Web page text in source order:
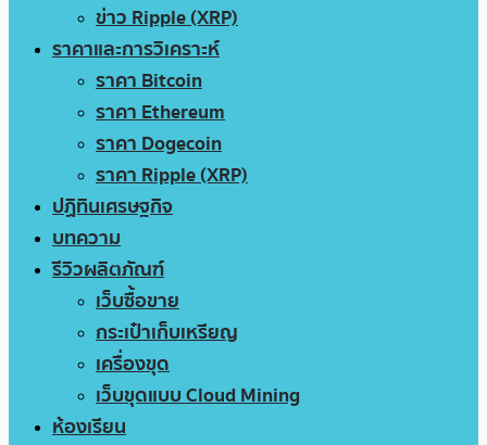
ข่าว Ripple (XRP)
ราคาและการวิเคราะห์
ราคา Bitcoin
ราคา Ethereum
ราคา Dogecoin
ราคา Ripple (XRP)
ปฏิทินเศรษฐกิจ
บทความ
รีวิวผลิตภัณฑ์
เว็บซื้อขาย
กระเป๋าเก็บเหรียญ
เครื่องขุด
เว็บขุดแบบ Cloud Mining
ห้องเรียน